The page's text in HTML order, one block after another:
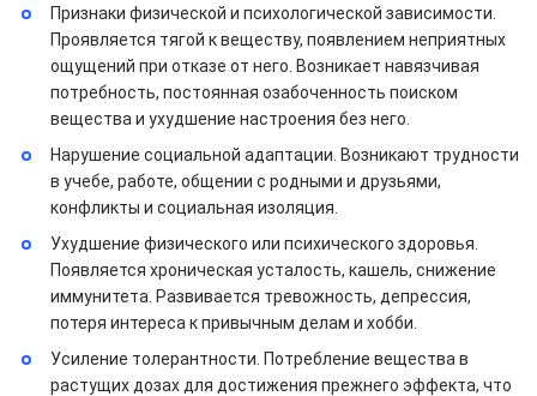
Признаки физической и психологической зависимости.
Проявляется тягой к веществу, появлением неприятных
ощущений при отказе от него. Возникает навязчивая
потребность, постоянная озабоченность поиском
вещества и ухудшение настроения без него.
Нарушение социальной адаптации. Возникают трудности
в учебе, работе, общении с родными и друзьями,
конфликты и социальная изоляция.
Ухудшение физического или психического здоровья.
Появляется хроническая усталость, кашель, снижение
иммунитета. Развивается тревожность, депрессия,
потеря интереса к привычным делам и хобби.
Усиление толерантности. Потребление вещества в
растущих дозах для достижения прежнего эффекта, что